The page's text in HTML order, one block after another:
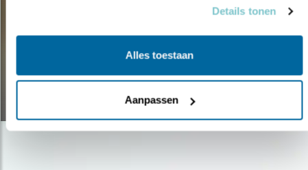
Details tonen
Alles toestaan
Aanpassen
NIEUWE RODE LIJST